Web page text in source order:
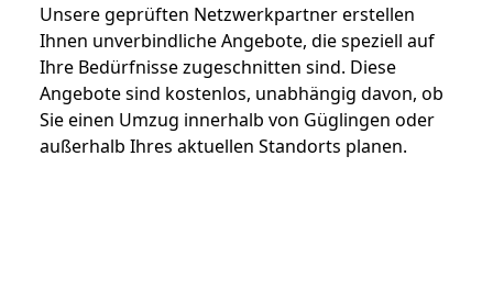
Unsere geprüften Netzwerkpartner erstellen
Ihnen unverbindliche Angebote, die speziell auf
Ihre Bedürfnisse zugeschnitten sind. Diese
Angebote sind kostenlos, unabhängig davon, ob
Sie einen Umzug innerhalb von Güglingen oder
außerhalb Ihres aktuellen Standorts planen.